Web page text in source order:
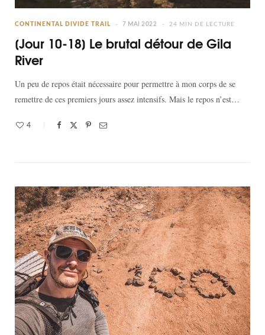
CONTINENTAL DIVIDE TRAIL 7 MAI 2022 24 MIN DE LECTURE
[Jour 10-18] Le brutal détour de Gila
River
Un peu de repos était nécessaire pour permettre à mon corps de se
remettre de ces premiers jours assez intensifs. Mais le repos n’est…
4